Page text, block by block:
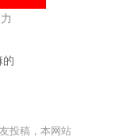
的
投稿，本网站